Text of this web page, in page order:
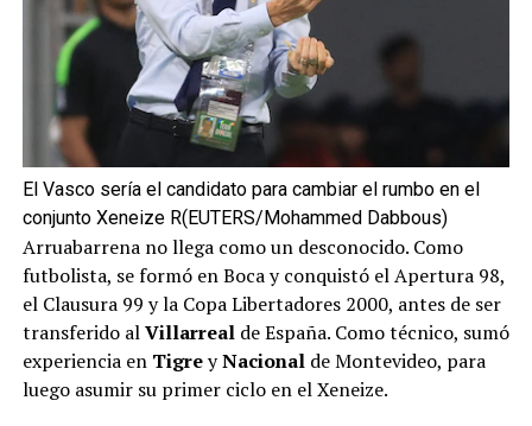
El Vasco sería el candidato para cambiar el rumbo en el
conjunto Xeneize R(EUTERS/Mohammed Dabbous)
Arruabarrena no llega como un desconocido. Como
futbolista, se formó en Boca y conquistó el Apertura 98,
el Clausura 99 y la Copa Libertadores 2000, antes de ser
transferido alVillarreal de España. Como técnico, sumó
experiencia en TigreyNacional de Montevideo, para
luego asumir su primer ciclo en el Xeneize.